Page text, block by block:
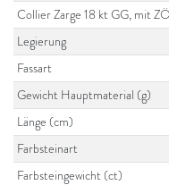
Collier Zarge 18 kt GG, mit
Legierung
Fassart
Gewicht Hauptmaterial (g)
Länge (cm)
Farbsteinart
Farbsteingewicht (ct)